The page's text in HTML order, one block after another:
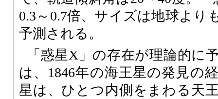
0.3～0.7倍、サイズは地球より
予測される。
「惑星X」の存在が理論的に
は、1846年の海王星の発見の
星は、ひとつ内側をまわる天